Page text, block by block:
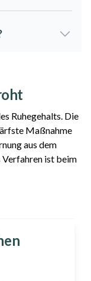
Ruhegehalts. Die
Maßnahme
aus dem
Verfahren ist beim